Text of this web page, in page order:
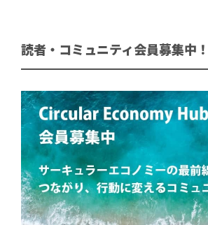
読者・コミュニティ会員募集中！